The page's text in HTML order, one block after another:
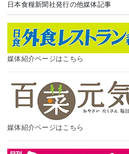
日本食糧新聞社発行の他媒体記事
媒体紹介ページはこちら
媒体紹介ページはこちら